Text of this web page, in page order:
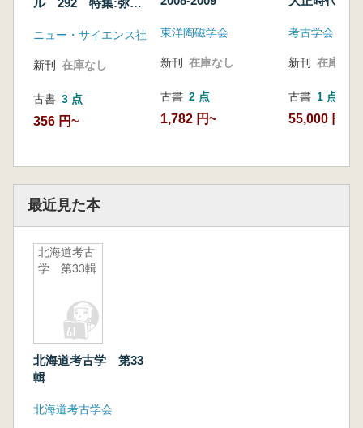
ル 292 特集:弥生
ニュー・サイエンス社
新刊 在庫なし
古書 3 点
356 円~
東洋陶磁学会
新刊 在庫なし
古書 2 点
1,782 円~
考古学会
新刊 在庫なし
古書 1 点
55,000 円
最近見た本
北海道考古
学 第33輯
北海道考古学 第33
輯
北海道考古学会